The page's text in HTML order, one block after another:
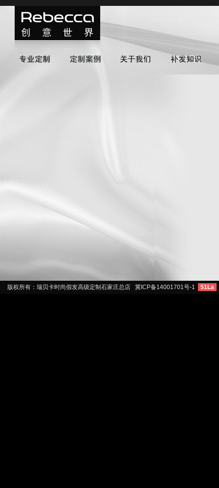
版权所有：瑞贝卡时尚假发高级定制石家庄总店 冀ICP备14001701号-1 51La